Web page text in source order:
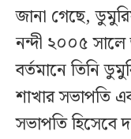
জানা গেছে,
নন্দী ২০০৫
বর্তমানে তিনি
শাখার সভাপতি
সভাপতি হিসেবে